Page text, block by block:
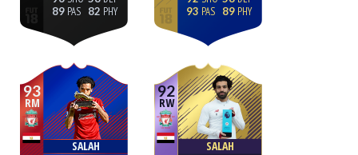
89
82
93
89
93
RM
SALAH
92
RW
SALAH